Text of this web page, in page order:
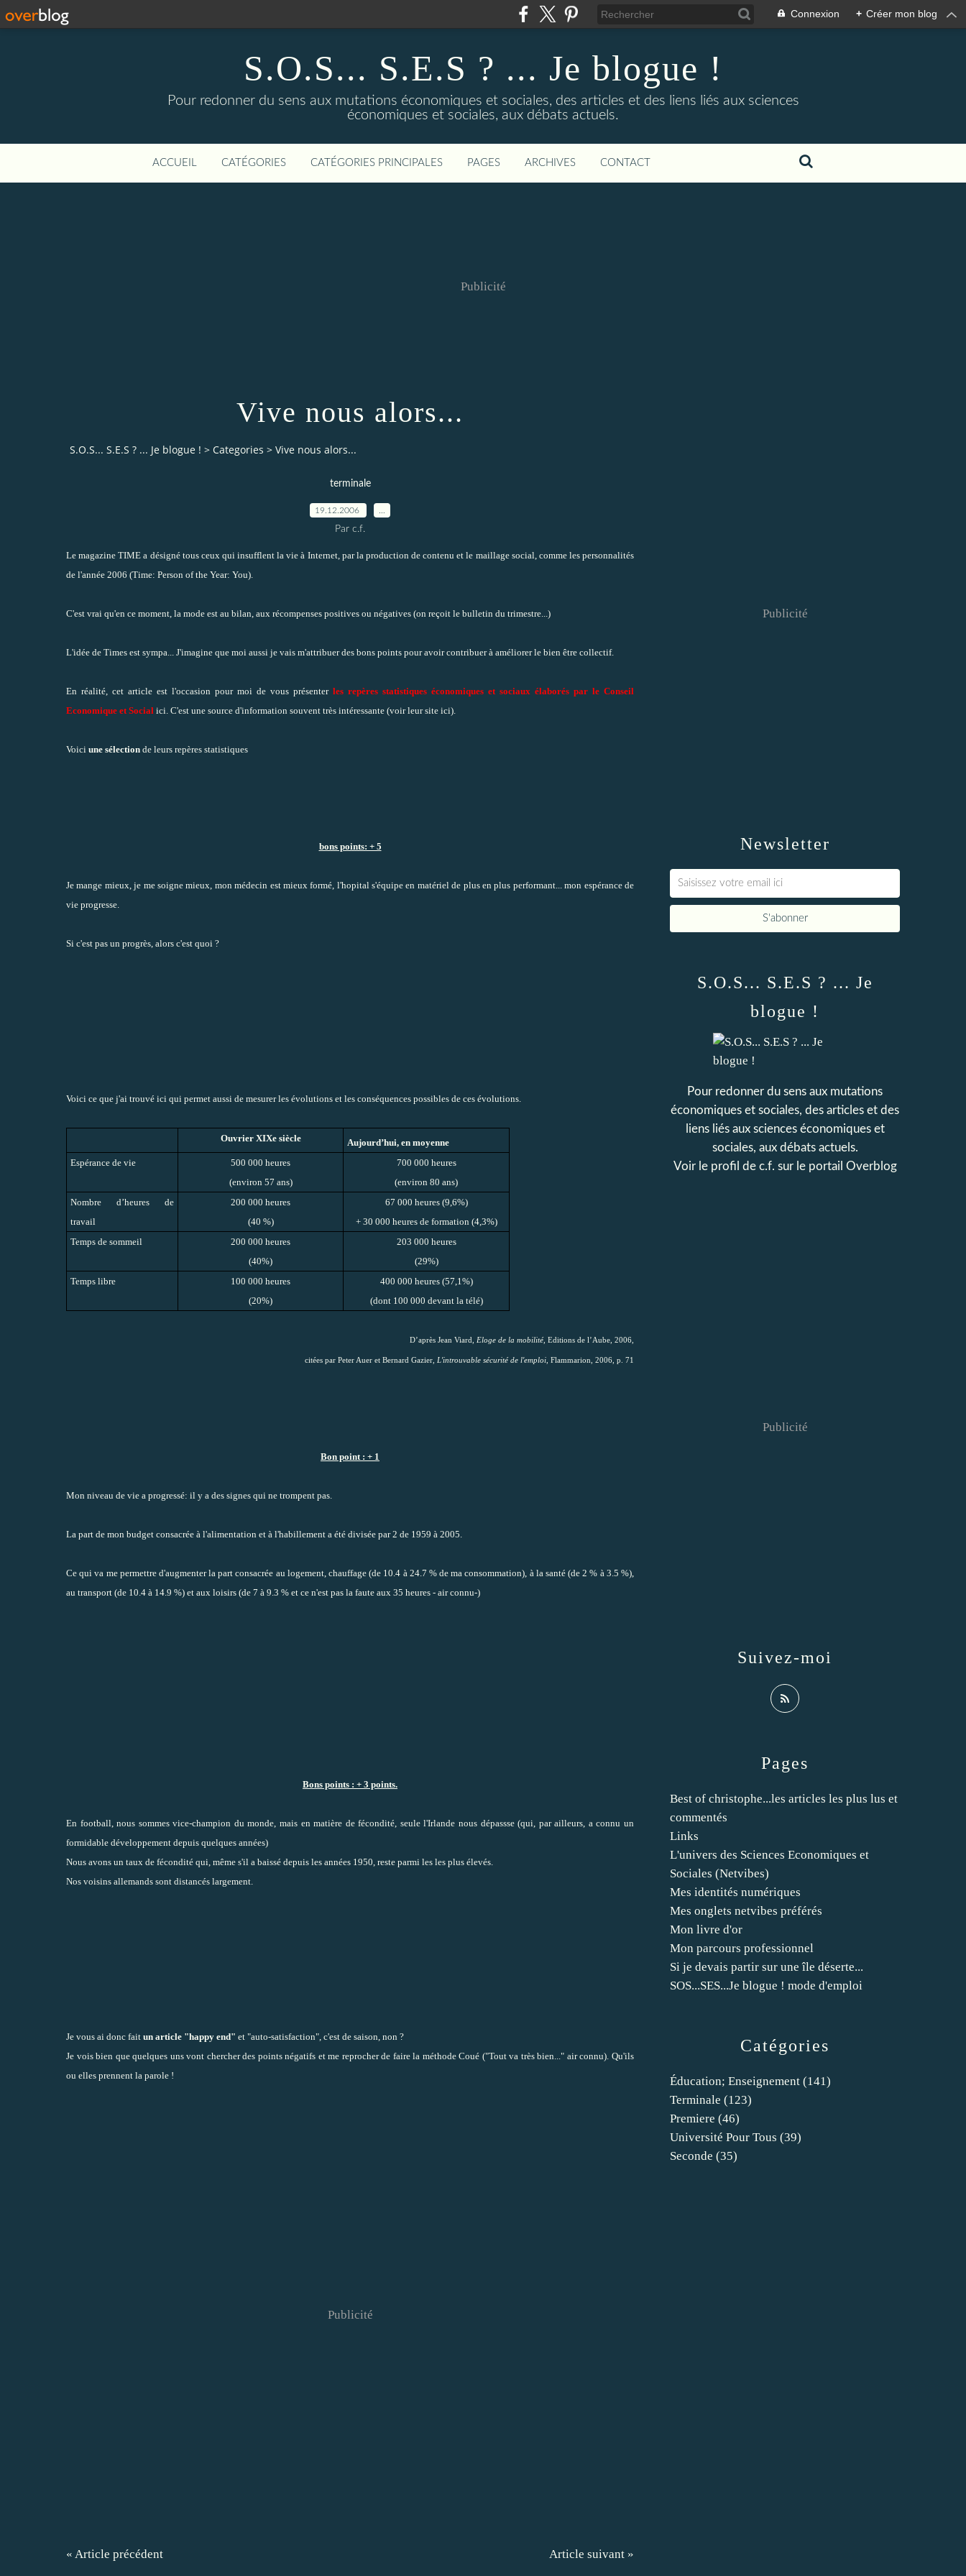
Connexion + Créer mon blog
S.O.S... S.E.S ? ... Je blogue !
Pour redonner du sens aux mutations économiques et sociales, des articles et des liens liés aux sciences
économiques et sociales, aux débats actuels.
ACCUEIL CATÉGORIES CATÉGORIES PRINCIPALES PAGES ARCHIVES CONTACT
Publicité
Vive nous alors...
S.O.S... S.E.S ? ... Je blogue ! > Categories > Vive nous alors...
terminale
19.12.2006
Par c.f.
Le magazineTIME a désigné tous ceux qui insufflent la vie à Internet, par la production de contenu et le maillage social, comme les personnalités
de l'année 2006 (Time: Person of the Year: You).
C'est vrai qu'en ce moment, la mode est au bilan, aux récompenses positives ou négatives (on reçoit le bulletin du trimestre...)
L'idée de Times est sympa... J'imagine que moi aussi je vais m'attribuer des bons points pour avoir contribuer à améliorer le bien être collectif.
En réalité, cet article est l'occasion pour moi de vous présenter les repères statistiques économiques et sociaux élaborés par le Conseil
Economique et Social ici . C'est une source d'information souvent très intéressante (voir leur site ici).
Voici une sélection de leurs repères statistiques
bons points: + 5
Je mange mieux, je me soigne mieux, mon médecin est mieux formé, l'hopital s'équipe en matériel de plus en plus performant... mon espérance de
vie progresse.
Si c'est pas un progrès, alors c'est quoi ?
Voici ce que j'ai trouvé ici qui permet aussi de mesurer les évolutions et les conséquences possibles de ces évolutions.
Ouvrier XIXe siècle
Aujourd’hui, en moyenne
Espérance de vie
500 000 heures
(environ 57 ans)
700 000 heures
(environ 80 ans)
Nombre d’heures de
travail
200 000 heures
(40 %)
67 000 heures (9,6%)
+ 30 000 heures de formation (4,3%)
Temps de sommeil
200 000 heures
(40%)
203 000 heures
(29%)
Temps libre
100 000 heures
(20%)
400 000 heures (57,1%)
(dont 100 000 devant la télé)
D’après Jean Viard, Eloge de la mobilité , Editions de l’Aube, 2006,
citées par Peter Auer et Bernard Gazier, L'introuvable sécurité de l'emploi , Flammarion, 2006, p. 71
Bon point : + 1
Mon niveau de vie a progressé: il y a des signes qui ne trompent pas.
La part de mon budget consacrée à l'alimentation et à l'habillement a été divisée par 2 de 1959 à 2005.
Ce qui va me permettre d'augmenter la part consacrée au logement, chauffage (de 10.4 à 24.7 % de ma consommation), à la santé (de 2 % à 3.5 %),
au transport (de 10.4 à 14.9 %) et aux loisirs (de 7 à 9.3 % et ce n'est pas la faute aux 35 heures - air connu-)
Bons points : + 3 points.
En football, nous sommes vice-champion du monde, mais en matière de fécondité, seule l'Irlande nous dépassse (qui, par ailleurs, a connu un
formidable développement depuis quelques années)
Nous avons un taux de fécondité qui, même s'il a baissé depuis les années 1950, reste parmi les les plus élevés.
Nos voisins allemands sont distancés largement.
Je vous ai donc fait un article "happy end" et "auto-satisfaction", c'est de saison, non ?
Je vois bien que quelques uns vont chercher des points négatifs et me reprocher de faire la méthode Coué ("Tout va très bien..." air connu). Qu'ils
ou elles prennent la parole !
Publicité
« Article précédent Article suivant »
Newsletter
Publicité
Catégories
Éducation; Enseignement (141)
Terminale (123)
Premiere (46)
Université Pour Tous (39)
Seconde (35)
Pages
Best of christophe...les articles les plus lus et
commentés
Links
L'univers des Sciences Economiques et
Sociales (Netvibes)
Mes identités numériques
Mes onglets netvibes préférés
Mon livre d'or
Mon parcours professionnel
Si je devais partir sur une île déserte...
SOS...SES...Je blogue ! mode d'emploi
S.O.S... S.E.S ? ... Je
blogue !
Pour redonner du sens aux mutations
économiques et sociales, des articles et des
liens liés aux sciences économiques et
sociales, aux débats actuels.
Voir le profil de c.f. sur le portail Overblog
Suivez-moi
Publicité